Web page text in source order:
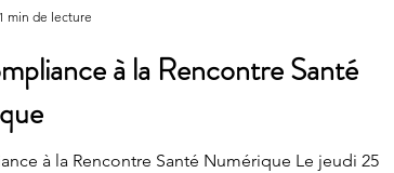
à la Rencontre Santé
à la Rencontre Santé Numérique Le jeudi 25
1 min de lecture